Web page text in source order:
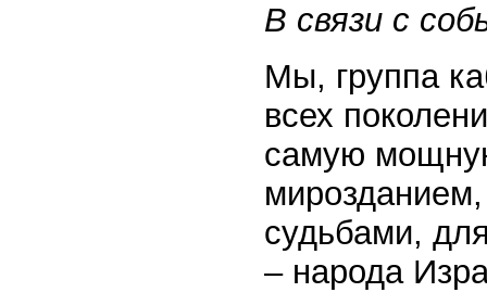
В связи с
Мы, группа
всех
самую
судьбами,
– народа